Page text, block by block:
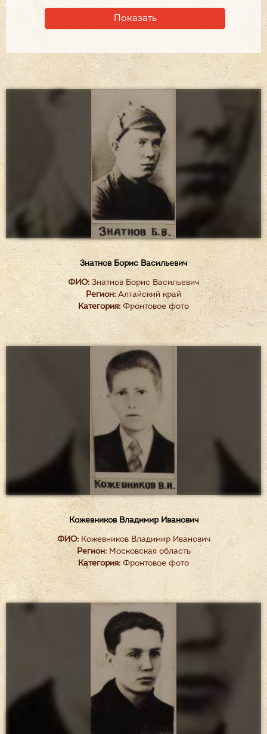
Знатнов Борис Васильевич
ФИО: Знатнов Борис Васильевич
Регион: Алтайский край
Категория: Фронтовое фото
Кожевников Владимир Иванович
ФИО:Кожевников Владимир Иванович
Регион:Московская область
Категория: Фронтовое фото